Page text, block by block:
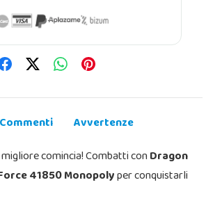
Commenti
Avvertenze
comincia! Combatti conDragon
41850 Monopolyper conquistarli